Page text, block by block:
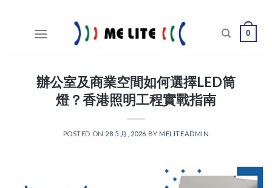
0
辦公室及商業空間如何選擇LED筒
燈？香港照明工程實戰指南
POSTED ON 28 5 月, 2026 BY MELITEADMIN